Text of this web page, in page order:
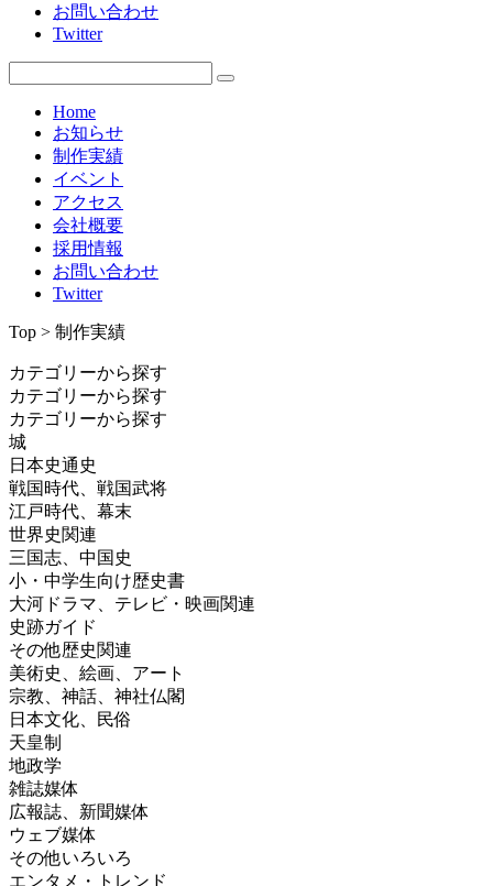
お問い合わせ
Twitter
Home
お知らせ
制作実績
イベント
アクセス
会社概要
採用情報
お問い合わせ
Twitter
Top > 制作実績
カテゴリーから探す
カテゴリーから探す
カテゴリーから探す
城
日本史通史
戦国時代、戦国武将
江戸時代、幕末
世界史関連
三国志、中国史
小・中学生向け歴史書
大河ドラマ、テレビ・映画関連
史跡ガイド
その他歴史関連
美術史、絵画、アート
宗教、神話、神社仏閣
日本文化、民俗
天皇制
地政学
雑誌媒体
広報誌、新聞媒体
ウェブ媒体
その他いろいろ
エンタメ・トレンド